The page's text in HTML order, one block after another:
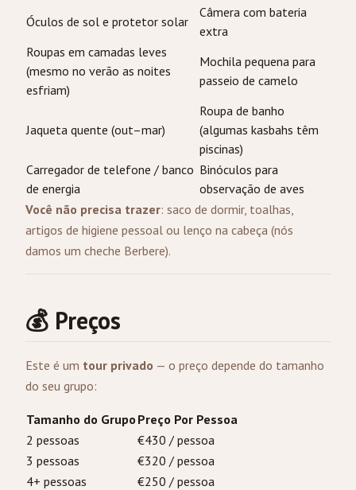
Óculos de sol e protetor solar
Câmera com bateria
extra
Roupas em camadas leves
(mesmo no verão as noites
esfriam)
Mochila pequena para
passeio de camelo
Jaqueta quente (out–mar)
Roupa de banho
(algumas kasbahs têm
piscinas)
Carregador de telefone / banco
de energia
Binóculos para
observação de aves
Você não precisa trazer: saco de dormir, toalhas,
artigos de higiene pessoal ou lenço na cabeça (nós
damos um cheche Berbere).
💰 Preços
Este é um tour privado — o preço depende do tamanho
do seu grupo:
Tamanho do Grupo Preço Por Pessoa
2 pessoas
€430 / pessoa
3 pessoas
€320 / pessoa
4+ pessoas
€250 / pessoa